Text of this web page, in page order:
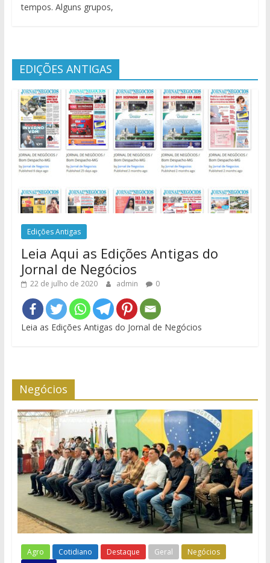
tempos. Alguns grupos,
EDIÇÕES ANTIGAS
Edições Antigas
Leia Aqui as Edições Antigas do
Jornal de Negócios
22 de julho de 2020 admin 0
Leia as Edições Antigas do Jornal de Negócios
Negócios
Agro Cotidiano Destaque Geral
Negócios